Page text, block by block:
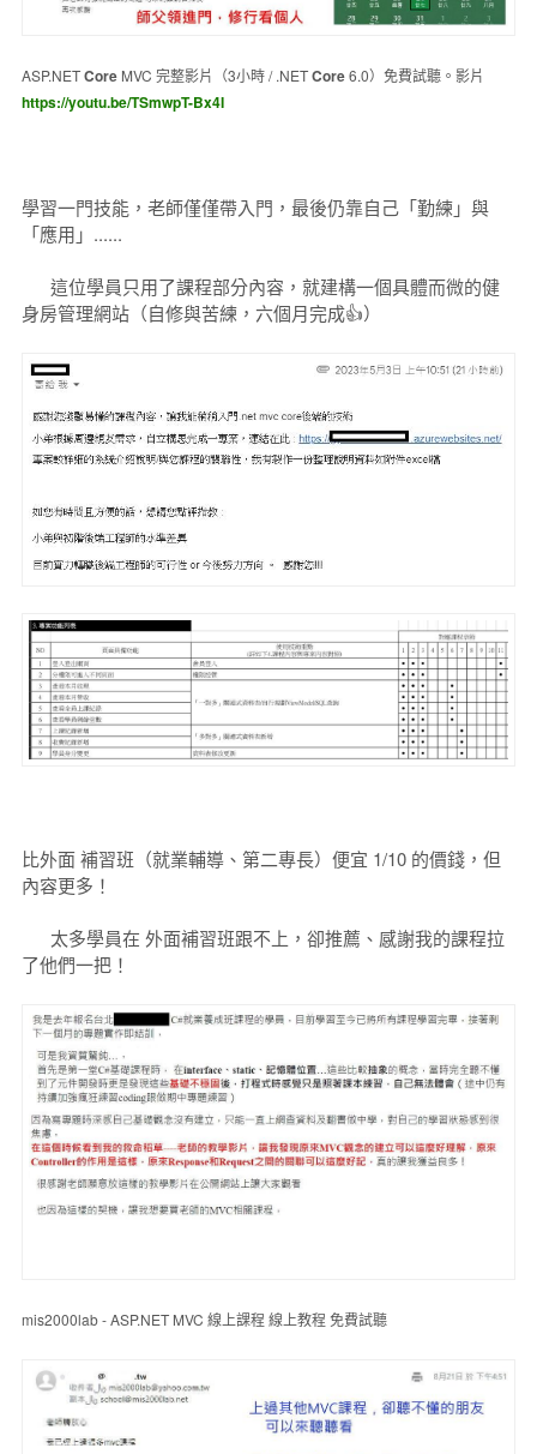
ASP.NETCoreMVC 完整影片（3小時 / .NETCore6.0）免費試聽。影片
https://youtu.be/TSmwpT-Bx4I
學習一門技能，老師僅僅帶入門，最後仍靠自己「勤練」與
「應用」......
這位學員只用了課程部分內容，就建構一個具體而微的健
身房管理網站（自修與苦練，六個月完成👍）
比外面 補習班（就業輔導、第二專長）便宜 1/10 的價錢，但
內容更多！
太多學員在 外面補習班跟不上，卻推薦、感謝我的課程拉
了他們一把！
mis2000lab - ASP.NET MVC 線上課程 線上教程 免費試聽